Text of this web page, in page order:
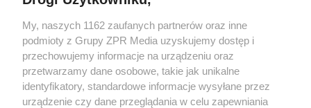
rozpowszechniany lub dalej rozpowszechniany w jakikolwiek sposób
(w tym także elektroniczny lub mechaniczny) na jakimkolwiek polu
eksploatacji w jakiejkolwiek formie, włącznie z umieszczaniem w
Internecie bez pisemnej zgody właściciela praw. Jakiekolwiek użycie
lub wykorzystanie utworów w całości lub w części z naruszeniem
prawa, tzn. bez właściwej zgody, jest zabronione pod groźbą kary i
może być ścigane prawnie.
My, naszych 1162 zaufanych partnerów oraz inne
podmioty z Grupy ZPR Media uzyskujemy dostęp i
przechowujemy informacje na urządzeniu oraz
przetwarzamy dane osobowe, takie jak unikalne
identyfikatory, standardowe informacje wysyłane przez
urządzenie czy dane przeglądania w celu zapewniania